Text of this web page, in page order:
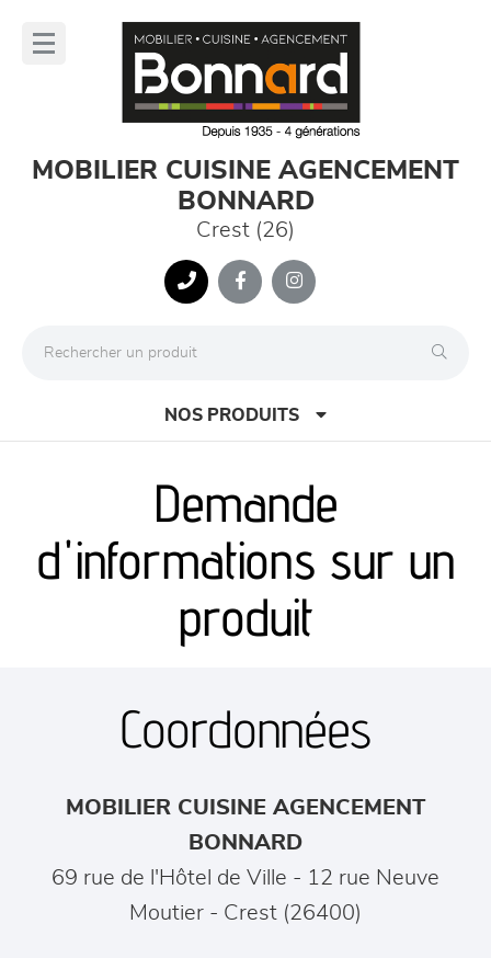
MOBILIER CUISINE AGENCEMENT
BONNARD
Crest (26)
NOS PRODUITS
canapés et fauteuils
séjours
meubles de complément
chambres et dressing
Demande
d'informations sur un
produit
Coordonnées
MOBILIER CUISINE AGENCEMENT
BONNARD
69 rue de l'Hôtel de Ville - 12 rue Neuve
Moutier - Crest (26400)